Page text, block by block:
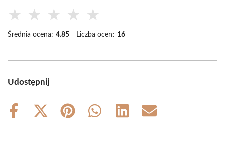
★ ★ ★ ★ ★
Średnia ocena: 4.85 Liczba ocen: 16
Udostępnij
Share
Share
(Twitter)
Share
Share
Share
Share